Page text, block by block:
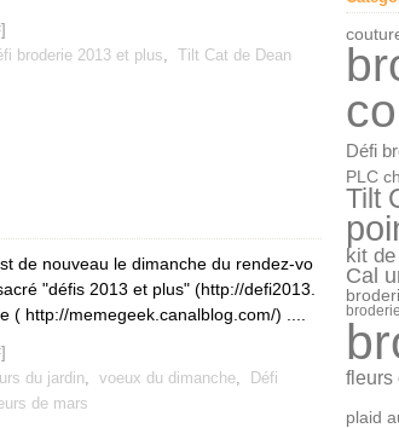
]
broderie 2013 et plus, Tilt Cat de Dean
de nouveau le dimanche du rendez-vo
"défis 2013 et plus" (http://defi2013.
http://memegeek.canalblog.com/) ....
]
du jardin, voeux du dimanche,
Défi
de mars
Défi
PLC
Tilt
kit
Cal
fleurs
plaid